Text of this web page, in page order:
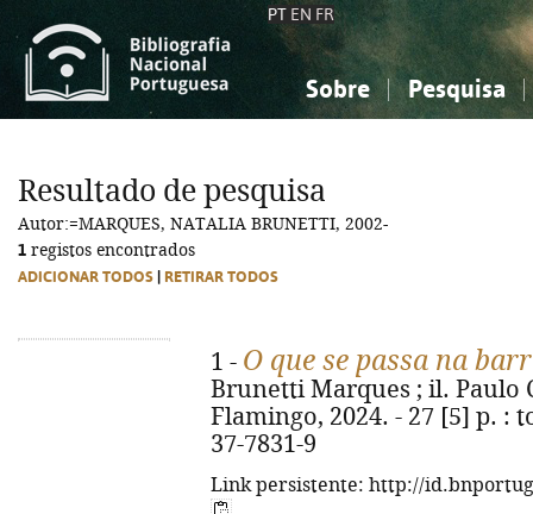
PT EN FR
Sobre Pesquisa
Ciências sociais...
Arte, desporto...
Ciências sociais...
Arte, desporto...
Resultado de pesquisa
Autor:=MARQUES, NATALIA BRUNETTI, 2002-
1 registos encontrados
ADICIONAR TODOS RETIRAR TODOS
1 - O que se passa na
Brunetti Marques ; il. Paulo
Flamingo, 2024. - 27 [5] p. :
37-7831-9
Link persistente: http://